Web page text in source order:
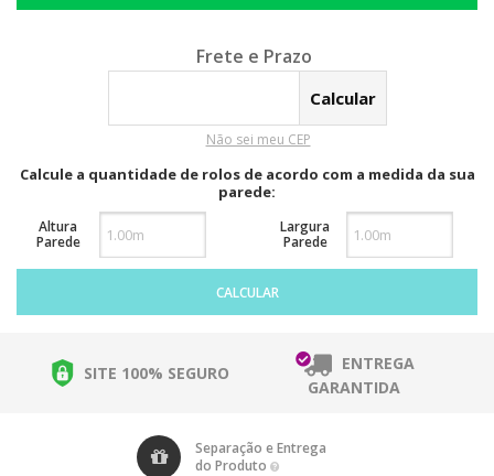
Calcular o Frete
Não sei meu CEP
Calcule a quantidade de rolos de acordo com a medida da sua
parede:
Altura
Parede
Largura
Parede
CALCULAR
SITE 100% SEGURO
ENTREGA
GARANTIDA
Separação e Entrega
do Produto